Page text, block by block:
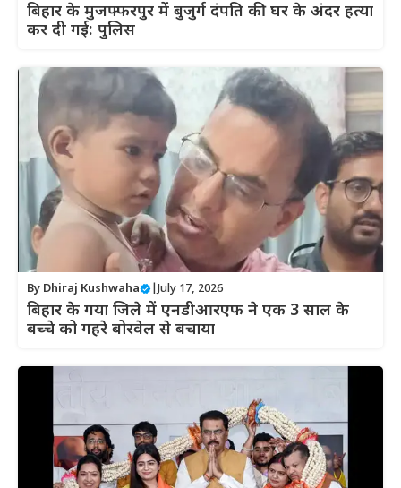
बिहार के मुजफ्फरपुर में बुजुर्ग दंपति की घर के अंदर हत्या
कर दी गई: पुलिस
By Dhiraj Kushwaha July 17, 2026
बिहार के गया जिले में एनडीआरएफ ने एक 3 साल के
बच्चे को गहरे बोरवेल से बचाया